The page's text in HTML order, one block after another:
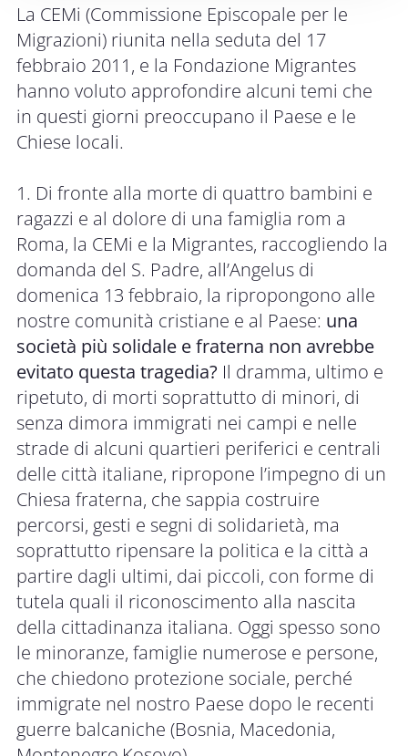
La CEMi (Commissione Episcopale per le
Migrazioni) riunita nella seduta del 17
febbraio 2011, e la Fondazione Migrantes
hanno voluto approfondire alcuni temi che
in questi giorni preoccupano il Paese e le
Chiese locali.
1. Di fronte alla morte di quattro bambini e
ragazzi e al dolore di una famiglia rom a
Roma, la CEMi e la Migrantes, raccogliendo la
domanda del S. Padre, all’Angelus di
domenica 13 febbraio, la ripropongono alle
nostre comunità cristiane e al Paese: una
società più solidale e fraterna non avrebbe
evitato questa tragedia? Il dramma, ultimo e
ripetuto, di morti soprattutto di minori, di
senza dimora immigrati nei campi e nelle
strade di alcuni quartieri periferici e centrali
delle città italiane, ripropone l’impegno di un
Chiesa fraterna, che sappia costruire
percorsi, gesti e segni di solidarietà, ma
soprattutto ripensare la politica e la città a
partire dagli ultimi, dai piccoli, con forme di
tutela quali il riconoscimento alla nascita
della cittadinanza italiana. Oggi spesso sono
le minoranze, famiglie numerose e persone,
che chiedono protezione sociale, perché
immigrate nel nostro Paese dopo le recenti
guerre balcaniche (Bosnia, Macedonia,